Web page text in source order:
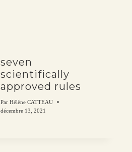
seven
scientifically
approved rules
Par Hélène CATTEAU
décembre 13, 2021